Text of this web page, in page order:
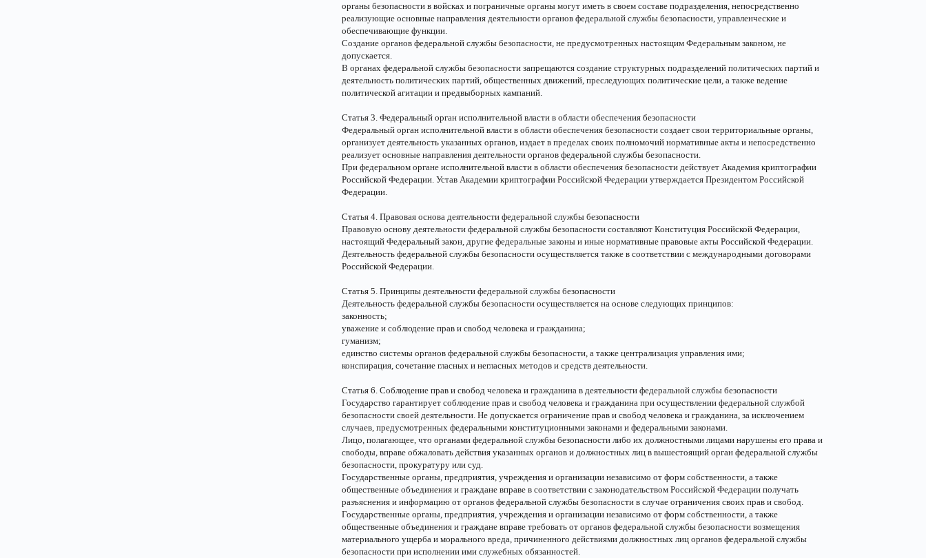
органы безопасности в войсках и пограничные органы могут иметь в своем составе подразделения, непосредственно
реализующие основные направления деятельности органов федеральной службы безопасности, управленческие и
обеспечивающие функции.
Создание органов федеральной службы безопасности, не предусмотренных настоящим Федеральным законом, не
допускается.
В органах федеральной службы безопасности запрещаются создание структурных подразделений политических партий и
деятельность политических партий, общественных движений, преследующих политические цели, а также ведение
политической агитации и предвыборных кампаний.
Статья 3. Федеральный орган исполнительной власти в области обеспечения безопасности
Федеральный орган исполнительной власти в области обеспечения безопасности создает свои территориальные органы,
организует деятельность указанных органов, издает в пределах своих полномочий нормативные акты и непосредственно
реализует основные направления деятельности органов федеральной службы безопасности.
При федеральном органе исполнительной власти в области обеспечения безопасности действует Академия криптографии
Российской Федерации. Устав Академии криптографии Российской Федерации утверждается Президентом Российской
Федерации.
Статья 4. Правовая основа деятельности федеральной службы безопасности
Правовую основу деятельности федеральной службы безопасности составляют Конституция Российской Федерации,
настоящий Федеральный закон, другие федеральные законы и иные нормативные правовые акты Российской Федерации.
Деятельность федеральной службы безопасности осуществляется также в соответствии с международными договорами
Российской Федерации.
Статья 5. Принципы деятельности федеральной службы безопасности
Деятельность федеральной службы безопасности осуществляется на основе следующих принципов:
законность;
уважение и соблюдение прав и свобод человека и гражданина;
гуманизм;
единство системы органов федеральной службы безопасности, а также централизация управления ими;
конспирация, сочетание гласных и негласных методов и средств деятельности.
Статья 6. Соблюдение прав и свобод человека и гражданина в деятельности федеральной службы безопасности
Государство гарантирует соблюдение прав и свобод человека и гражданина при осуществлении федеральной службой
безопасности своей деятельности. Не допускается ограничение прав и свобод человека и гражданина, за исключением
случаев, предусмотренных федеральными конституционными законами и федеральными законами.
Лицо, полагающее, что органами федеральной службы безопасности либо их должностными лицами нарушены его права и
свободы, вправе обжаловать действия указанных органов и должностных лиц в вышестоящий орган федеральной службы
безопасности, прокуратуру или суд.
Государственные органы, предприятия, учреждения и организации независимо от форм собственности, а также
общественные объединения и граждане вправе в соответствии с законодательством Российской Федерации получать
разъяснения и информацию от органов федеральной службы безопасности в случае ограничения своих прав и свобод.
Государственные органы, предприятия, учреждения и организации независимо от форм собственности, а также
общественные объединения и граждане вправе требовать от органов федеральной службы безопасности возмещения
материального ущерба и морального вреда, причиненного действиями должностных лиц органов федеральной службы
безопасности при исполнении ими служебных обязанностей.